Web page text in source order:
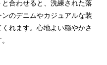
合わせると、洗練された落
のデニムやカジュアルな装
れます。心地よい穏やかさ